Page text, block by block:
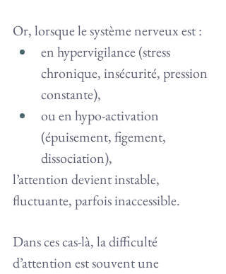
Or, lorsque le système nerveux est :
en hypervigilance (stress
chronique, insécurité, pression
constante),
ou en hypo-activation
(épuisement, figement,
dissociation),
l’attention devient instable,
fluctuante, parfois inaccessible.
Dans ces cas-là, la difficulté
d’attention est souvent une